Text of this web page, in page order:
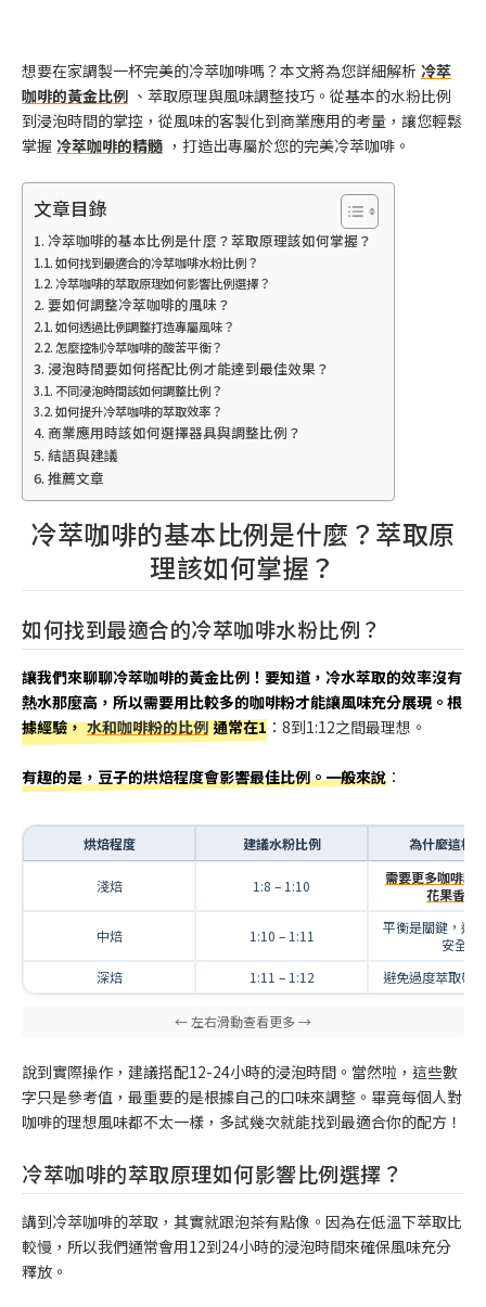
想要在家調製一杯完美的冷萃咖啡嗎？本文將為您詳細解析 冷萃
咖啡的黃金比例 、萃取原理與風味調整技巧。從基本的水粉比例
到浸泡時間的掌控，從風味的客製化到商業應用的考量，讓您輕鬆
掌握 冷萃咖啡的精髓 ，打造出專屬於您的完美冷萃咖啡。
文章目錄
冷萃咖啡的基本比例是什麼？萃取原理該如何掌握？
如何找到最適合的冷萃咖啡水粉比例？
冷萃咖啡的萃取原理如何影響比例選擇？
要如何調整冷萃咖啡的風味？
如何透過比例調整打造專屬風味？
怎麼控制冷萃咖啡的酸苦平衡？
浸泡時間要如何搭配比例才能達到最佳效果？
不同浸泡時間該如何調整比例？
如何提升冷萃咖啡的萃取效率？
商業應用時該如何選擇器具與調整比例？
結語與建議
推薦文章
冷萃咖啡的基本比例是什麼？萃取原
理該如何掌握？
如何找到最適合的冷萃咖啡水粉比例？
讓我們來聊聊冷萃咖啡的黃金比例！要知道，冷水萃取的效率沒有
熱水那麼高，所以需要用比較多的咖啡粉才能讓風味充分展現。根
據經驗， 水和咖啡粉的比例 通常在1 ：8到1:12之間最理想。
有趣的是，豆子的烘焙程度會影響最佳比例。一般來說 ：
烘焙程度 建議水粉比例 為什麼這樣
淺焙 1:8 – 1:10
需要更多咖啡粉
花果香氣
中焙 1:10 – 1:11
平衡是關鍵，這
安全
深焙
1:11 – 1:12 避免過度萃取帶
說到實際操作，建議搭配12-24小時的浸泡時間。當然啦，這些數
字只是參考值，最重要的是根據自己的口味來調整。畢竟每個人對
咖啡的理想風味都不太一樣，多試幾次就能找到最適合你的配方！
冷萃咖啡的萃取原理如何影響比例選擇？
講到冷萃咖啡的萃取，其實就跟泡茶有點像。因為在低溫下萃取比
較慢，所以我們通常會用12到24小時的浸泡時間來確保風味充分
釋放。